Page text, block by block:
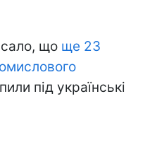
що ще 23
під українські